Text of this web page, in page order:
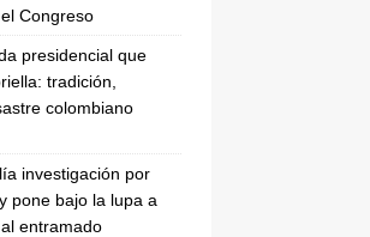
Congreso
presidencial que
tradición,
colombiano
investigación por
pone bajo la lupa a
entramado